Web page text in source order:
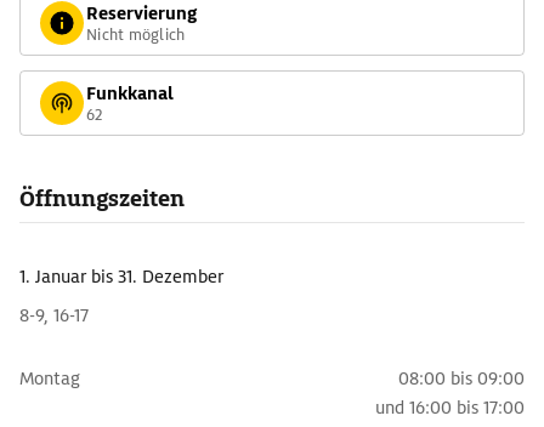
Reservierung
Nicht möglich
Funkkanal
62
Öffnungszeiten
1. Januar bis 31. Dezember
8-9, 16-17
Montag
08:00 bis 09:00
und 16:00 bis 17:00